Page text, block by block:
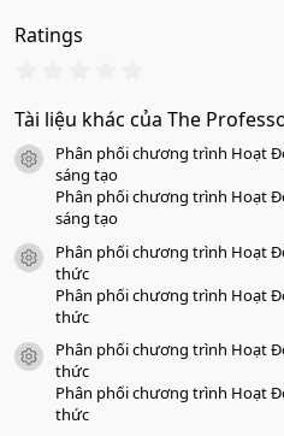
Ratings
0
0
a
Tài liệu khác của The
icon tài liệu
Phân phối chương trình Hoạt
sáng tạo
Phân phối chương trình Hoạt
sáng tạo
icon tài liệu
Phân phối chương trình Hoạt
thức
Phân phối chương trình Hoạt
thức
icon tài liệu
Phân phối chương trình Hoạt
thức
Phân phối chương trình Hoạt
thức